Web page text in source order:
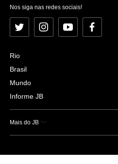
Nos siga nas redes sociais!
Twitter InstagramYouTubeFacebook
Rio
Brasil
Mundo
Informe JB
Mais do JB
Esportes